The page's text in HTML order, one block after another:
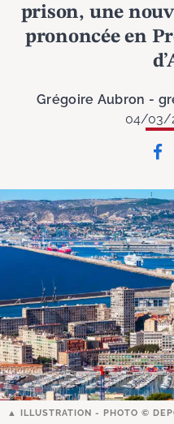
prison, une
prononcée en
Grégoire Aubron -
04/03/
ILLUSTRATION - PHOTO ©